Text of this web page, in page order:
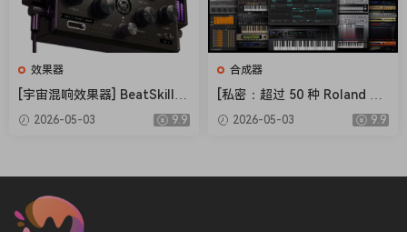
效果器
[宇宙混响效果器] BeatSkillz
SpaceWolf v1.0.2 U2B-MORi
A [MacOSX]（153MB）
2026-05-03 9.9
合成器
[私密：超过 50 种 Roland 虚
拟乐器套装] Roland Cloud Ul
timate v2026.04 READ NFO-
2026-05-03 9.9